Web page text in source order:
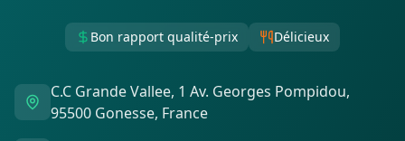
Bon rapport qualité-prix Délicieux
C.C Grande Vallee, 1 Av. Georges Pompidou,
95500 Gonesse, France